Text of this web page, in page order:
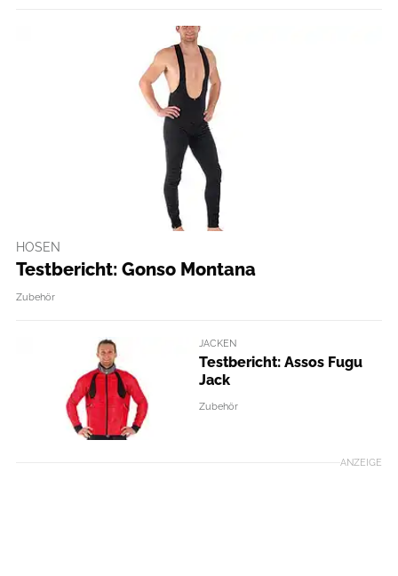
HOSEN
Testbericht: Gonso Montana
Zubehör
JACKEN
Testbericht: Assos Fugu
Jack
Zubehör
ANZEIGE